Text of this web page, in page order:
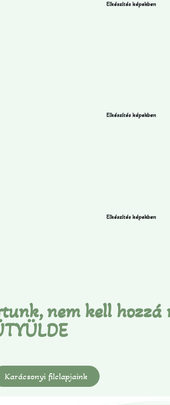
Elkészítés képekben
Elkészítés képekben
Elkészítés képekben
nem kell hozzá
Karácsonyi filclapjaink